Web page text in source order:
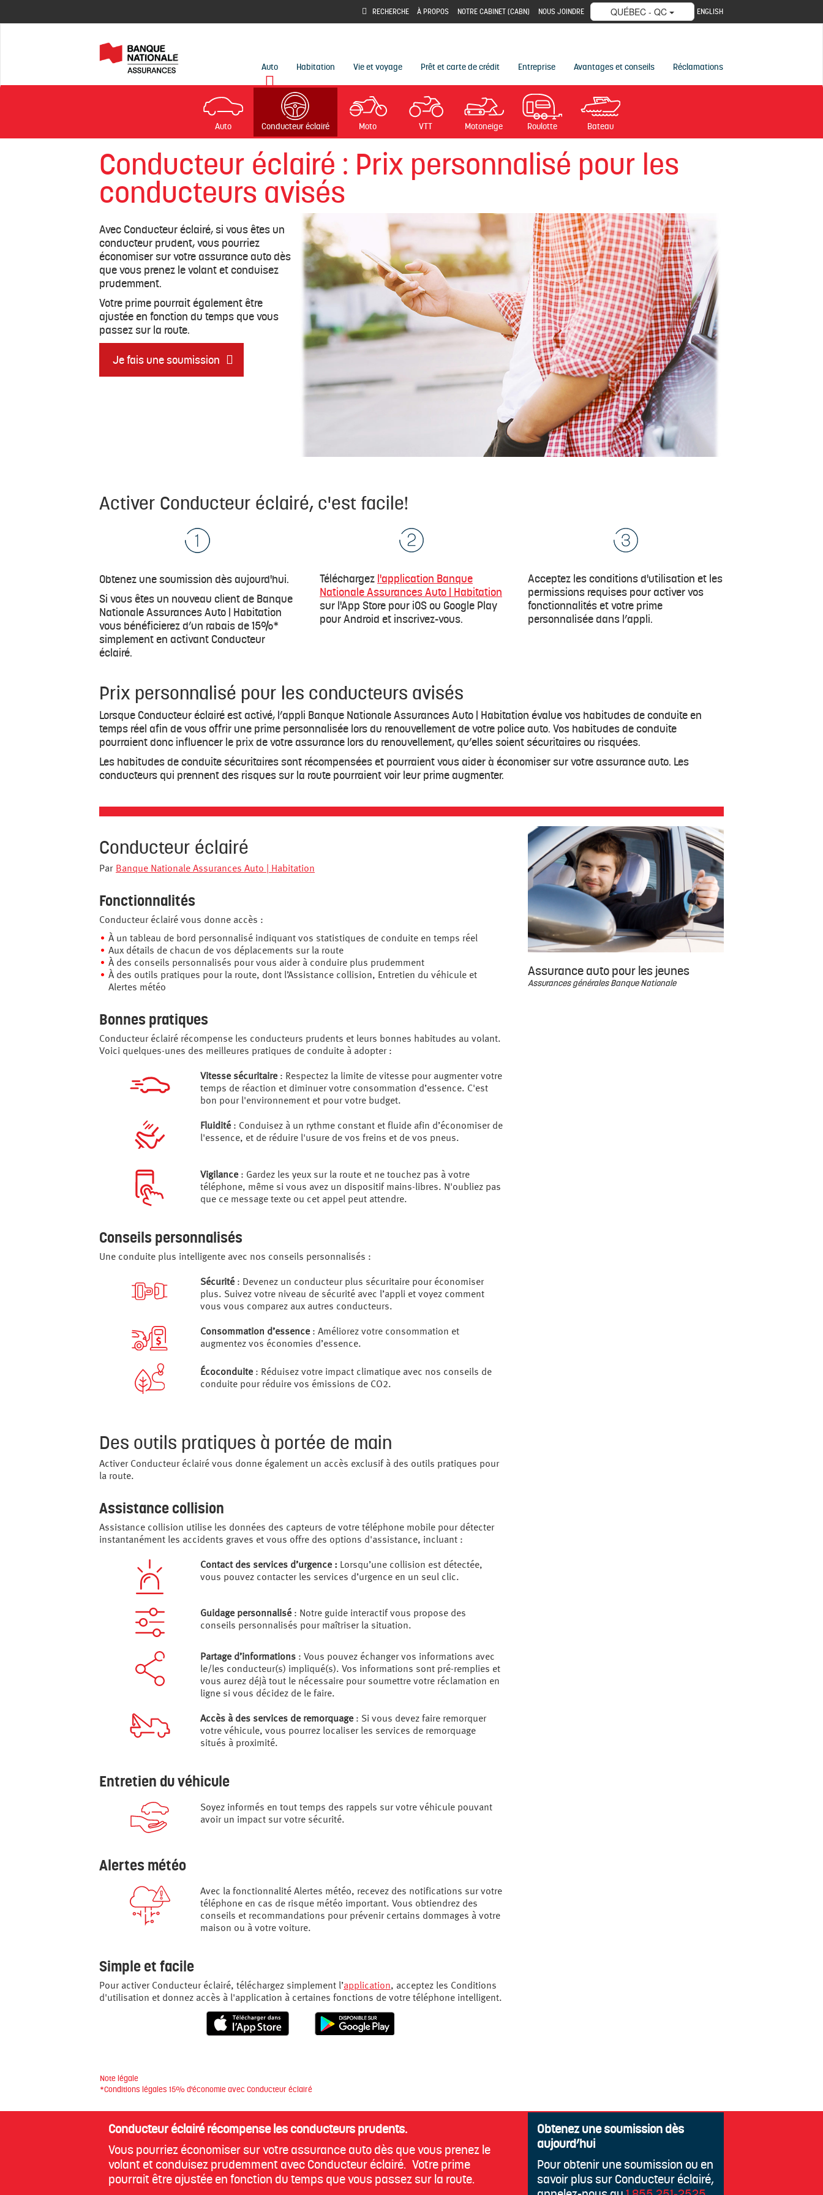
RECHERCHE À PROPOS NOTRE CABINET (CABN) NOUS JOINDRE QUÉBEC - QC ENGLISH
Auto Habitation Vie et voyage Prêt et carte de crédit Entreprise Avantages et conseils Réclamations
Auto Conducteur éclairé Moto VTT Motoneige Roulotte Bateau
Conducteur éclairé : Prix personnalisé pour les
conducteurs avisés
Avec Conducteur éclairé, si vous êtes un
conducteur prudent, vous pourriez
économiser sur votre assurance auto dès
que vous prenez le volant et conduisez
prudemment.
Votre prime pourrait également être
ajustée en fonction du temps que vous
passez sur la route.
Je fais une soumission
Activer Conducteur éclairé, c'est facile!
Obtenez une soumission dès aujourd'hui.
Si vous êtes un nouveau client de Banque
Nationale Assurances Auto | Habitation
vous bénéficierez d’un rabais de 15%*
simplement en activant Conducteur
éclairé.
Téléchargez l'application Banque
Nationale Assurances Auto | Habitation
sur l'App Store pour iOS ou Google Play
pour Android et inscrivez-vous.
Acceptez les conditions d'utilisation et les
permissions requises pour activer vos
fonctionnalités et votre prime
personnalisée dans l’appli.
Prix personnalisé pour les conducteurs avisés
Lorsque Conducteur éclairé est activé, l’appli Banque Nationale Assurances Auto | Habitation évalue vos habitudes de conduite en
temps réel afin de vous offrir une prime personnalisée lors du renouvellement de votre police auto. Vos habitudes de conduite
pourraient donc influencer le prix de votre assurance lors du renouvellement, qu’elles soient sécuritaires ou risquées.
Les habitudes de conduite sécuritaires sont récompensées et pourraient vous aider à économiser sur votre assurance auto. Les
conducteurs qui prennent des risques sur la route pourraient voir leur prime augmenter.
Conducteur éclairé
Par Banque Nationale Assurances Auto | Habitation
Fonctionnalités
Conducteur éclairé vous donne accès :
À un tableau de bord personnalisé indiquant vos statistiques de conduite en temps réel
Aux détails de chacun de vos déplacements sur la route
À des conseils personnalisés pour vous aider à conduire plus prudemment
À des outils pratiques pour la route, dont l’Assistance collision, Entretien du véhicule et
Alertes météo
Bonnes pratiques
Conducteur éclairé récompense les conducteurs prudents et leurs bonnes habitudes au volant.
Voici quelques-unes des meilleures pratiques de conduite à adopter :
Vitesse sécuritaire : Respectez la limite de vitesse pour augmenter votre
temps de réaction et diminuer votre consommation d’essence. C'est
bon pour l'environnement et pour votre budget.
Fluidité : Conduisez à un rythme constant et fluide afin d’économiser de
l'essence, et de réduire l'usure de vos freins et de vos pneus.
Vigilance : Gardez les yeux sur la route et ne touchez pas à votre
téléphone, même si vous avez un dispositif mains-libres. N'oubliez pas
que ce message texte ou cet appel peut attendre.
Conseils personnalisés
Une conduite plus intelligente avec nos conseils personnalisés :
Sécurité : Devenez un conducteur plus sécuritaire pour économiser
plus. Suivez votre niveau de sécurité avec l’appli et voyez comment
vous vous comparez aux autres conducteurs.
Consommation d’essence : Améliorez votre consommation et
augmentez vos économies d’essence.
Écoconduite : Réduisez votre impact climatique avec nos conseils de
conduite pour réduire vos émissions de CO2.
Des outils pratiques à portée de main
Activer Conducteur éclairé vous donne également un accès exclusif à des outils pratiques pour
la route.
Assistance collision
Assistance collision utilise les données des capteurs de votre téléphone mobile pour détecter
instantanément les accidents graves et vous offre des options d'assistance, incluant :
Contact des services d’urgence : Lorsqu’une collision est détectée,
vous pouvez contacter les services d’urgence en un seul clic.
Guidage personnalisé : Notre guide interactif vous propose des
conseils personnalisés pour maîtriser la situation.
Partage d’informations : Vous pouvez échanger vos informations avec
le/les conducteur(s) impliqué(s). Vos informations sont pré-remplies et
vous aurez déjà tout le nécessaire pour soumettre votre réclamation en
ligne si vous décidez de le faire.
Accès à des services de remorquage : Si vous devez faire remorquer
votre véhicule, vous pourrez localiser les services de remorquage
situés à proximité.
Entretien du véhicule
Soyez informés en tout temps des rappels sur votre véhicule pouvant
avoir un impact sur votre sécurité.
Alertes météo
Avec la fonctionnalité Alertes météo, recevez des notifications sur votre
téléphone en cas de risque météo important. Vous obtiendrez des
conseils et recommandations pour prévenir certains dommages à votre
maison ou à votre voiture.
Simple et facile
Pour activer Conducteur éclairé, téléchargez simplement l’application, acceptez les Conditions
d'utilisation et donnez accès à l'application à certaines fonctions de votre téléphone intelligent.
Note légale
*Conditions légales 15% d'économie avec Conducteur éclairé
Assurance auto pour les jeunes
Assurances générales Banque Nationale
Conducteur éclairé récompense les conducteurs prudents.
Vous pourriez économiser sur votre assurance auto dès que vous prenez le
volant et conduisez prudemment avec Conducteur éclairé. Votre prime
pourrait être ajustée en fonction du temps que vous passez sur la route.
Obtenez une soumission dès
aujourd’hui
Pour obtenir une soumission ou en
savoir plus sur Conducteur éclairé,